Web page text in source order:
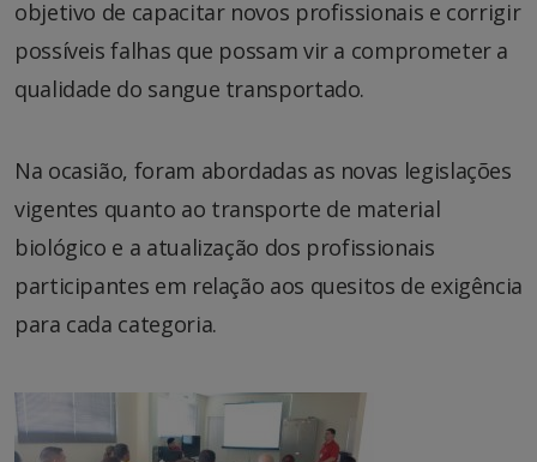
objetivo de capacitar novos profissionais e corrigir
possíveis falhas que possam vir a comprometer a
qualidade do sangue transportado.
Na ocasião, foram abordadas as novas legislações
vigentes quanto ao transporte de material
biológico e a atualização dos profissionais
participantes em relação aos quesitos de exigência
para cada categoria.